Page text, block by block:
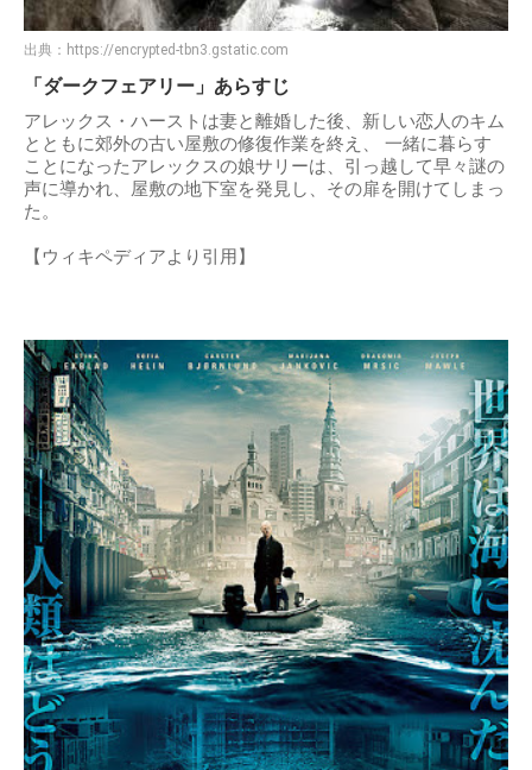
出典： https://encrypted-tbn3.gstatic.com
「ダークフェアリー」あらすじ
アレックス・ハーストは妻と離婚した後、新しい恋人のキム
とともに郊外の古い屋敷の修復作業を終え、 一緒に暮らす
ことになったアレックスの娘サリーは、引っ越して早々謎の
声に導かれ、屋敷の地下室を発見し、その扉を開けてしまっ
た。
【ウィキペディアより引用】